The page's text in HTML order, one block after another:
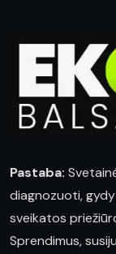
Pastaba:
diagnozuoti,
sveikatos
Sprendimus,